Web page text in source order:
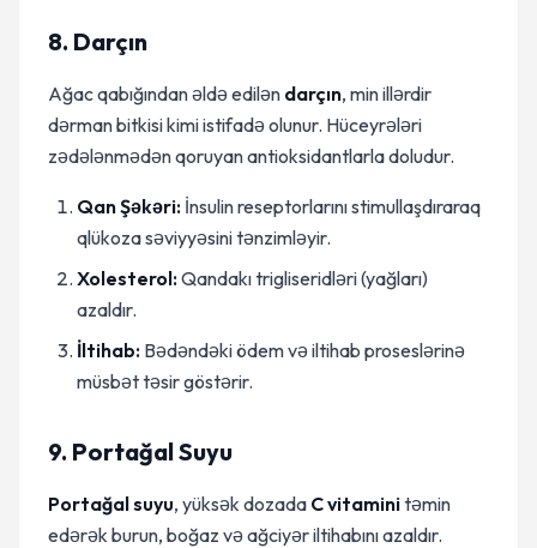
8. Darçın
Ağac qabığından əldə edilən darçın, min illərdir
dərman bitkisi kimi istifadə olunur. Hüceyrələri
zədələnmədən qoruyan antioksidantlarla doludur.
Qan Şəkəri: İnsulin reseptorlarını stimullaşdıraraq
qlükoza səviyyəsini tənzimləyir.
Xolesterol:Qandakı trigliseridləri (yağları)
azaldır.
İltihab: Bədəndəki ödem və iltihab proseslərinə
müsbət təsir göstərir.
9. Portağal Suyu
Portağal suyu, yüksək dozada C vitaminitəmin
edərək burun, boğaz və ağciyər iltihabını azaldır.